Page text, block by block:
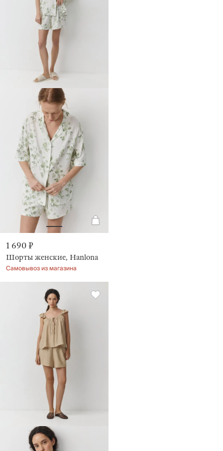
1 690 ₽
Шорты женские, Hanlona
Самовывоз из магазина